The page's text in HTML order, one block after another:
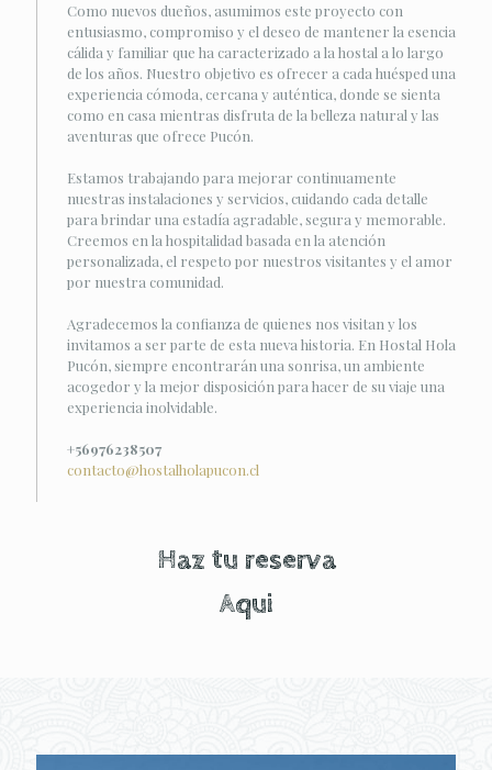
Como nuevos dueños, asumimos este proyecto con
entusiasmo, compromiso y el deseo de mantener la esencia
cálida y familiar que ha caracterizado a la hostal a lo largo
de los años. Nuestro objetivo es ofrecer a cada huésped una
experiencia cómoda, cercana y auténtica, donde se sienta
como en casa mientras disfruta de la belleza natural y las
aventuras que ofrece Pucón.
Estamos trabajando para mejorar continuamente
nuestras instalaciones y servicios, cuidando cada detalle
para brindar una estadía agradable, segura y memorable.
Creemos en la hospitalidad basada en la atención
personalizada, el respeto por nuestros visitantes y el amor
por nuestra comunidad.
Agradecemos la confianza de quienes nos visitan y los
invitamos a ser parte de esta nueva historia. En Hostal Hola
Pucón, siempre encontrarán una sonrisa, un ambiente
acogedor y la mejor disposición para hacer de su viaje una
experiencia inolvidable.
+56976238507
contacto@hostalholapucon.cl
Haz tu reserva
Aqui